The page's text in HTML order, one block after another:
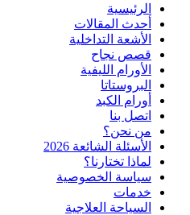
الرئيسية
أحدث المقالات
الأشعة التداخلية
قصص نجاح
الأورام الليفية
البروستاتا
أورام الكبد
اتصل بنا
من نحن؟
الأسئلة الشائعة 2026
لماذا تختارنا؟
سياسة الخصوصية
خدمات
السياحة العلاجية